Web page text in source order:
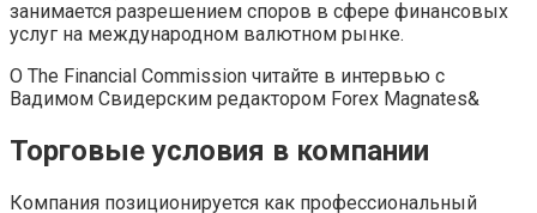
занимается разрешением споров в сфере финансовых
услуг на международном валютном рынке.
О The Financial Commission читайте в интервью с
Вадимом Свидерским редактором Forex Magnates&
Торговые условия в компании
Компания позиционируется как профессиональный